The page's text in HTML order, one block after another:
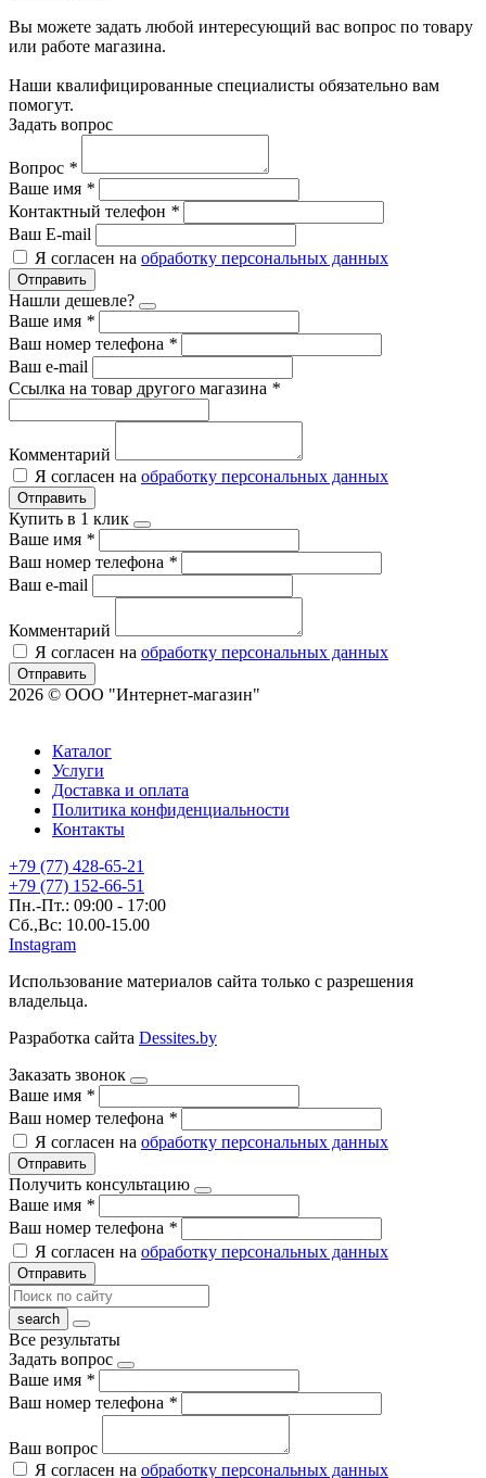
Вы можете задать любой интересующий вас вопрос по товару
или работе магазина.
Наши квалифицированные специалисты обязательно вам
помогут.
Задать вопрос
Вопрос *
Ваше имя *
Контактный телефон *
Ваш E-mail
Я согласен на обработку персональных данных
Отправить
Нашли дешевле?
Ваше имя *
Ваш номер телефона *
Ваш e-mail
Ссылка на товар другого магазина *
Комментарий
Я согласен на обработку персональных данных
Отправить
Купить в 1 клик
Ваше имя *
Ваш номер телефона *
Ваш e-mail
Комментарий
Я согласен на обработку персональных данных
Отправить
2026 © ООО "Интернет-магазин"
Каталог
Услуги
Доставка и оплата
Политика конфиденциальности
Контакты
+79 (77) 428-65-21
+79 (77) 152-66-51
Пн.-Пт.: 09:00 - 17:00
Сб.,Вс: 10.00-15.00
Instagram
Использование материалов сайта только с разрешения
владельца.
Разработка сайта Dessites.by
Заказать звонок
Ваше имя *
Ваш номер телефона *
Я согласен на обработку персональных данных
Отправить
Получить консультацию
Ваше имя *
Ваш номер телефона *
Я согласен на обработку персональных данных
Отправить
Все результаты
Задать вопрос
Ваше имя *
Ваш номер телефона *
Ваш вопрос
Я согласен на обработку персональных данных